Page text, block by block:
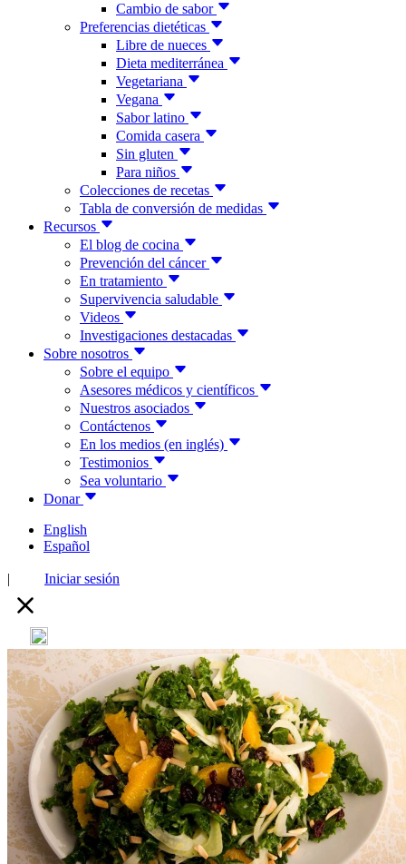
Cambio de sabor
Preferencias dietéticas
Libre de nueces
Dieta mediterránea
Vegetariana
Vegana
Sabor latino
Comida casera
Sin gluten
Para niños
Colecciones de recetas
Tabla de conversión de medidas
Recursos
El blog de cocina
Prevención del cáncer
En tratamiento
Supervivencia saludable
Videos
Investigaciones destacadas
Sobre nosotros
Sobre el equipo
Asesores médicos y científicos
Nuestros asociados
Contáctenos
En los medios (en inglés)
Testimonios
Sea voluntario
Donar
English
Español
| Iniciar sesión